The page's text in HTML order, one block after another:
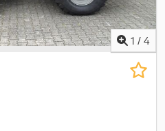
1 / 4